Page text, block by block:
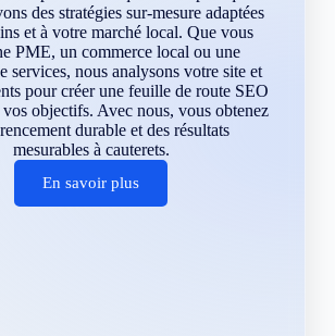
des stratégies sur-mesure adaptées
et à votre marché local. Que vous
PME, un commerce local ou une
services, nous analysons votre site et
pour créer une feuille de route SEO
objectifs. Avec nous, vous obtenez
durable et des résultats
mesurables à cauterets.
En savoir plus